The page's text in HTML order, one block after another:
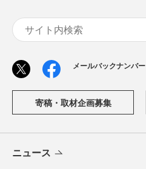
メールバックナンバー
寄稿・取材企画募集
ニュース